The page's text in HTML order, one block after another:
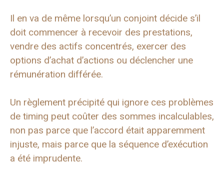
Il en va de même lorsqu’un conjoint décide s’il
doit commencer à recevoir des prestations,
vendre des actifs concentrés, exercer des
options d’achat d’actions ou déclencher une
rémunération différée.
Un règlement précipité qui ignore ces problèmes
de timing peut coûter des sommes incalculables,
non pas parce que l’accord était apparemment
injuste, mais parce que la séquence d’exécution
a été imprudente.